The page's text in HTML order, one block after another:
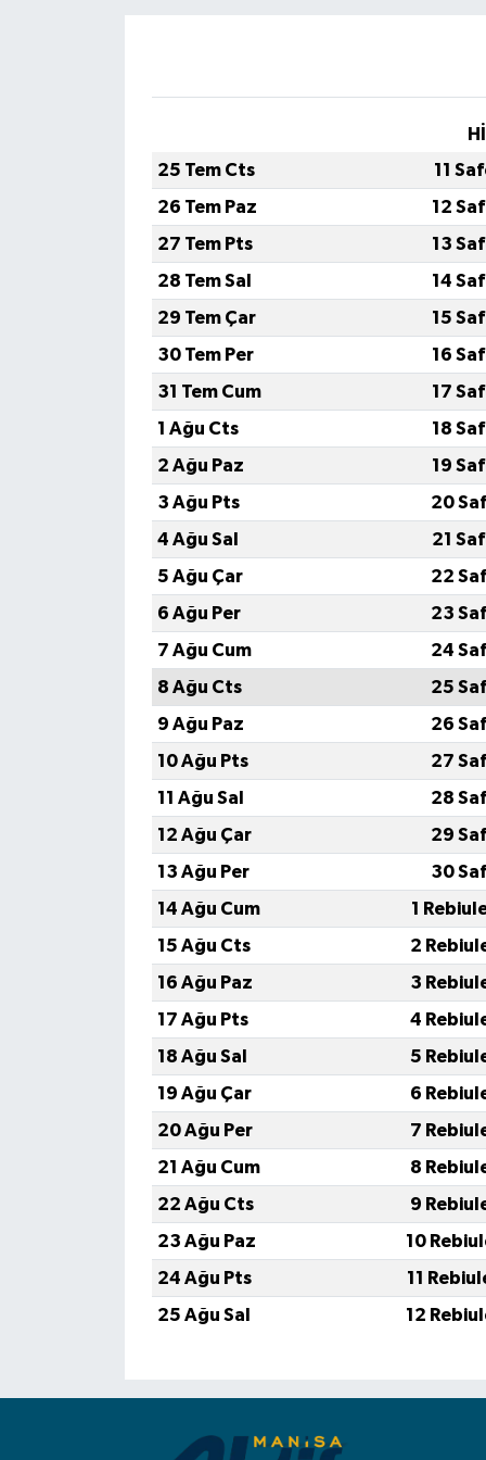
25 Tem Cts
11
26 Tem Paz
12
27 Tem Pts
13
28 Tem Sal
14
29 Tem Çar
15
30 Tem Per
16
31 Tem Cum
17
1 Ağu Cts
18
2 Ağu Paz
19
3 Ağu Pts
20
4 Ağu Sal
21
5 Ağu Çar
22
6 Ağu Per
23
7 Ağu Cum
24
8 Ağu Cts
25
9 Ağu Paz
26
10 Ağu Pts
27
11 Ağu Sal
28
12 Ağu Çar
29
13 Ağu Per
30
14 Ağu Cum
1
15 Ağu Cts
2
16 Ağu Paz
3
17 Ağu Pts
4
18 Ağu Sal
5
19 Ağu Çar
6
20 Ağu Per
7
21 Ağu Cum
8
22 Ağu Cts
9
23 Ağu Paz
10
24 Ağu Pts
11
25 Ağu Sal
12